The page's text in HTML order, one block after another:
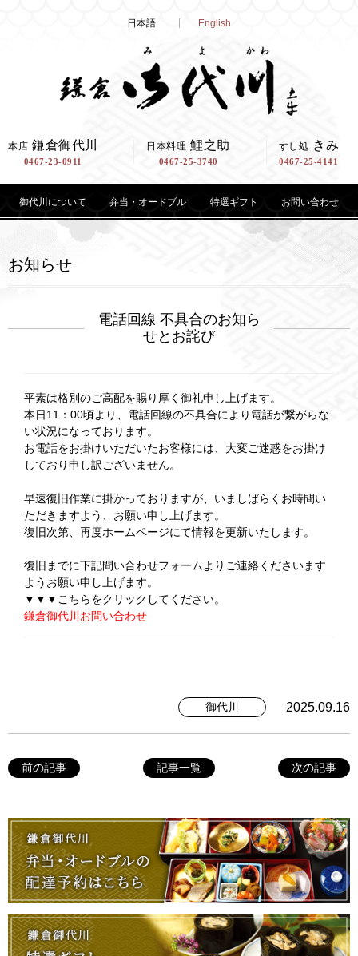
English
日本語
本店 鎌倉御代川
0467-23-0911
日本料理 鯉之助
0467-25-3740
すし処 きみ
0467-25-4141
御代川について 弁当・オードブル 特選ギフト お問い合わせ
お知らせ
電話回線 不具合のお知ら
せとお詫び
平素は格別のご高配を賜り厚く御礼申し上げます。
本日11：00頃より、電話回線の不具合により電話が繋がらな
い状況になっております。
お電話をお掛けいただいたお客様には、大変ご迷惑をお掛け
しており申し訳ございません。
早速復旧作業に掛かっておりますが、いましばらくお時間い
ただきますよう、お願い申し上げます。
復旧次第、再度ホームページにて情報を更新いたします。
復旧までに下記問い合わせフォームよりご連絡くださいます
ようお願い申し上げます。
▼▼▼こちらをクリックしてください。
鎌倉御代川お問い合わせ
御代川 2025.09.16
前の記事 記事一覧 次の記事